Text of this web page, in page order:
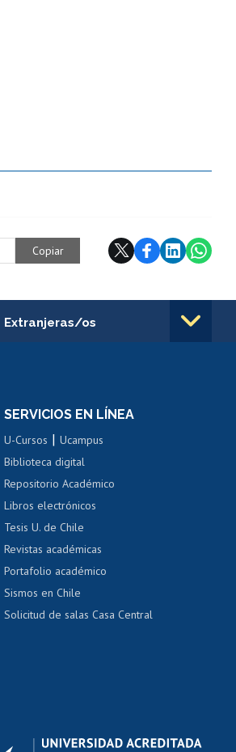
Copiar
Extranjeras/os
Movilidad Estudiantil
Cursos de español
SERVICIOS EN LÍNEA
U-Cursos |Ucampus
Biblioteca digital
Repositorio Académico
Libros electrónicos
Tesis U. de Chile
Revistas académicas
Portafolio académico
Sismos en Chile
Solicitud de salas Casa Central